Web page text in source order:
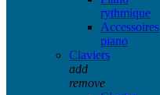
rythmique
Accessoires
piano
Claviers
add
remove